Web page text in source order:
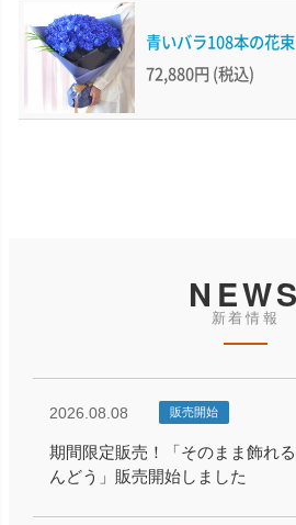
青いバラ108本の花束
72,880円 (税込)